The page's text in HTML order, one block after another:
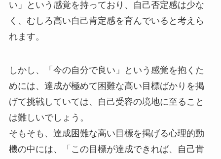
い」という感覚を持っており、自己否定感は少な
く、むしろ高い自己肯定感を育んでいると考えら
れます。
しかし、「今の自分で良い」という感覚を抱くた
めには、達成が極めて困難な高い目標ばかりを掲
げて挑戦していては、自己受容の境地に至ること
は難しいでしょう。
そもそも、達成困難な高い目標を掲げる心理的動
機の中には、「この目標が達成できれば、自己肯